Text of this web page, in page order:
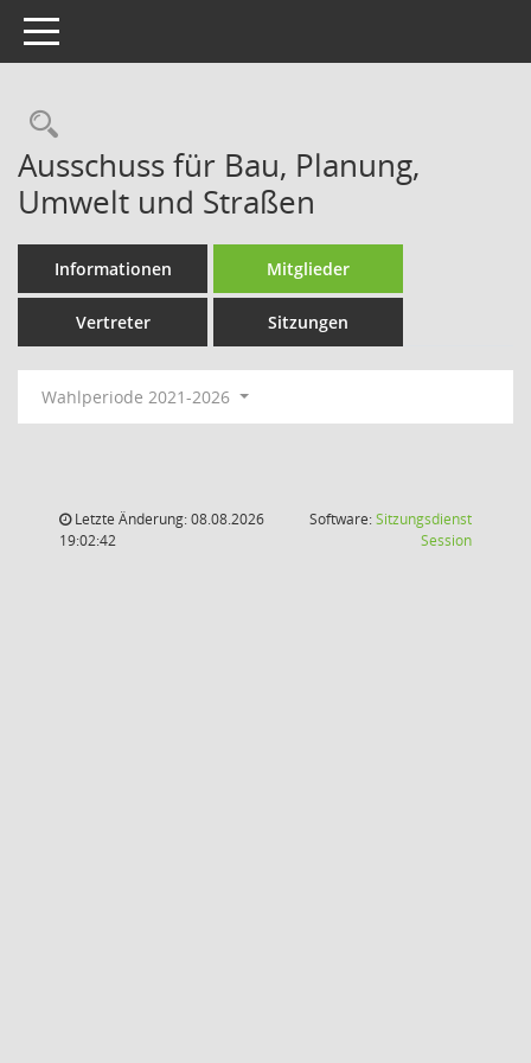
Toggle navigation
Rechercheauswahl
Ausschuss für Bau, Planung,
Umwelt und Straßen
Informationen Mitglieder
Vertreter Sitzungen
Wahlperiode 2021-2026
Letzte Änderung: 08.08.2026
19:02:42
Software:Sitzungsdienst
Session(Wird in